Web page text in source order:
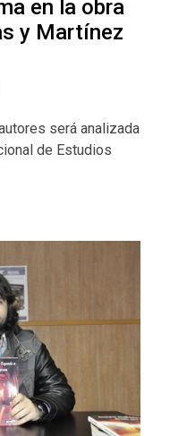
en la obra
y Martínez
será analizada
de Estudios